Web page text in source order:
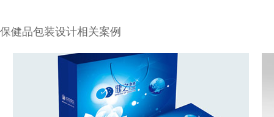
保健品包装设计相关案例